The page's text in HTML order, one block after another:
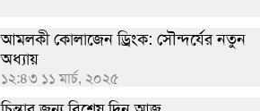
আমলকী কোলাজেন ড্রিংক: সৌন্দর্যের নতুন
অধ্যায়
১২:৪৩ ১১ মার্চ, ২০২৫